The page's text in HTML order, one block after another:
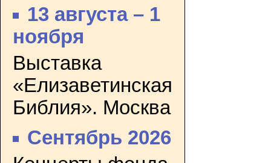
13 августа – 1
ноября
Выставка
«Елизаветинская
Библия». Москва
Сентябрь 2026